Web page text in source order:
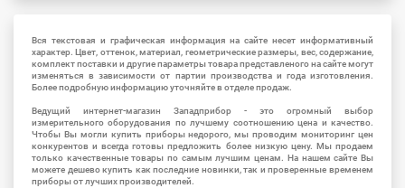
Вся текстовая и графическая информация на сайте несет информативный
характер. Цвет, оттенок, материал, геометрические размеры, вес, содержание,
комплект поставки и другие параметры товара представленого на сайте могут
изменяться в зависимости от партии производства и года изготовления.
Более подробную информацию уточняйте в отделе продаж.
Ведущий интернет-магазин Западприбор - это огромный выбор
измерительного оборудования по лучшему соотношению цена и качество.
Чтобы Вы могли купить приборы недорого, мы проводим мониторинг цен
конкурентов и всегда готовы предложить более низкую цену. Мы продаем
только качественные товары по самым лучшим ценам. На нашем сайте Вы
можете дешево купить как последние новинки, так и проверенные временем
приборы от лучших производителей.